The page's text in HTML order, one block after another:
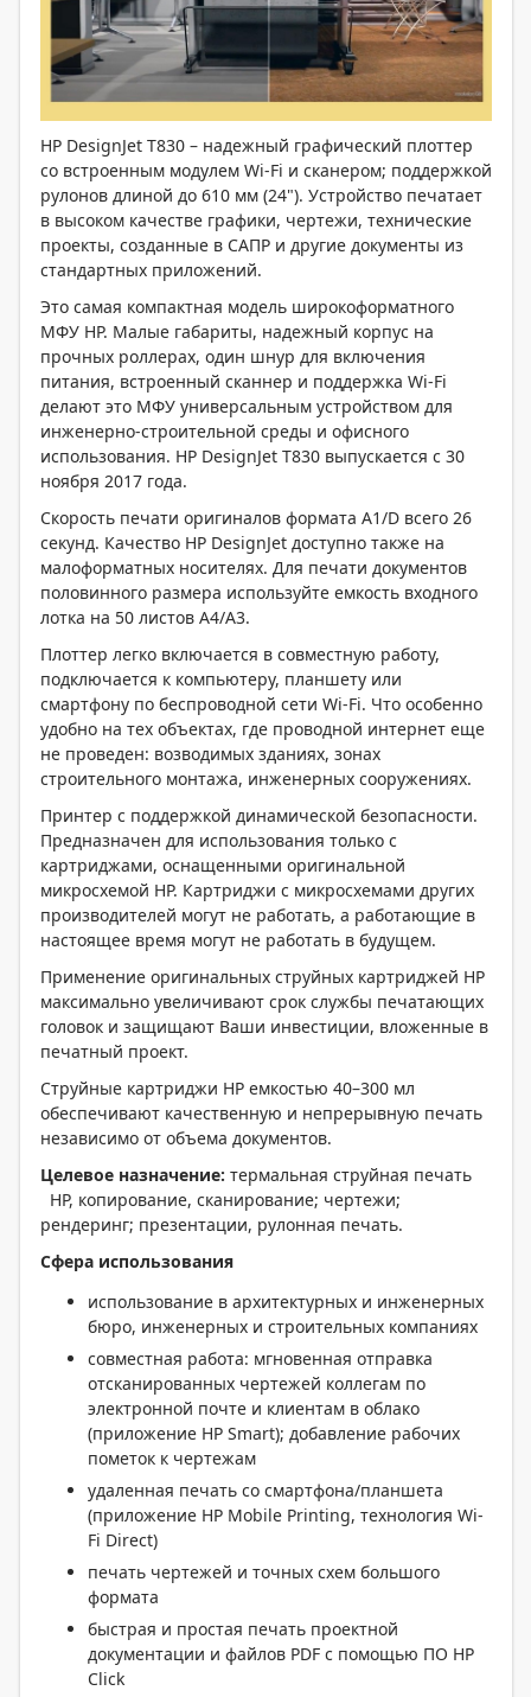
HP DesignJet T830 – надежный графический плоттер
со встроенным модулем Wi-Fi и сканером; поддержкой
рулонов длиной до 610 мм (24"). Устройство печатает
в высоком качестве графики, чертежи, технические
проекты, созданные в САПР и другие документы из
стандартных приложений.
Это самая компактная модель широкоформатного
МФУ HP. Малые габариты, надежный корпус на
прочных роллерах, один шнур для включения
питания, встроенный сканнер и поддержка Wi-Fi
делают это МФУ универсальным устройством для
инженерно-строительной среды и офисного
использования. HP DesignJet T830 выпускается с 30
ноября 2017 года.
Скорость печати оригиналов формата A1/D всего 26
секунд. Качество HP DesignJet доступно также на
малоформатных носителях. Для печати документов
половинного размера используйте емкость входного
лотка на 50 листов A4/A3.
Плоттер легко включается в совместную работу,
подключается к компьютеру, планшету или
смартфону по беспроводной сети Wi-Fi. Что особенно
удобно на тех объектах, где проводной интернет еще
не проведен: возводимых зданиях, зонах
строительного монтажа, инженерных сооружениях.
Принтер с поддержкой динамической безопасности.
Предназначен для использования только с
картриджами, оснащенными оригинальной
микросхемой HP. Картриджи с микросхемами других
производителей могут не работать, а работающие в
настоящее время могут не работать в будущем.
Применение оригинальных струйных картриджей HP
максимально увеличивают срок службы печатающих
головок и защищают Ваши инвестиции, вложенные в
печатный проект.
Струйные картриджи HP емкостью 40–300 мл
обеспечивают качественную и непрерывную печать
независимо от объема документов.
Целевое назначение: термальная струйная печать
HP, копирование, сканирование; чертежи;
рендеринг; презентации, рулонная печать.
Сфера использования
использование в архитектурных и инженерных
бюро, инженерных и строительных компаниях
совместная работа: мгновенная отправка
отсканированных чертежей коллегам по
электронной почте и клиентам в облако
(приложение HP Smart); добавление рабочих
пометок к чертежам
удаленная печать со смартфона/планшета
(приложение HP Mobile Printing, технология Wi-
Fi Direct)
печать чертежей и точных схем большого
формата
быстрая и простая печать проектной
документации и файлов PDF с помощью ПО HP
Click